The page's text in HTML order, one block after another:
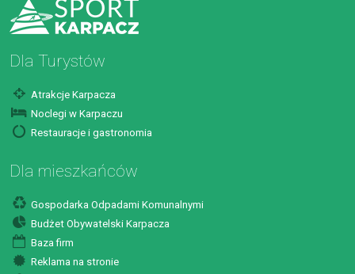
Dla Turystów
Atrakcje Karpacza
Noclegi w Karpaczu
Restauracje i gastronomia
Dla mieszkańców
Gospodarka Odpadami Komunalnymi
Budżet Obywatelski Karpacza
Baza firm
Reklama na stronie